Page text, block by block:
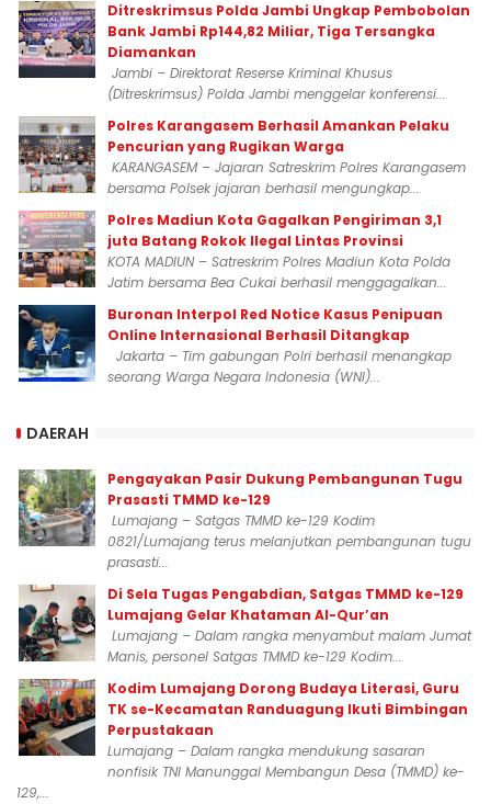
Ditreskrimsus Polda Jambi Ungkap Pembobolan
Bank Jambi Rp144,82 Miliar, Tiga Tersangka
Diamankan
Jambi – Direktorat Reserse Kriminal Khusus
(Ditreskrimsus) Polda Jambi menggelar konferensi...
Polres Karangasem Berhasil Amankan Pelaku
Pencurian yang Rugikan Warga
KARANGASEM – Jajaran Satreskrim Polres Karangasem
bersama Polsek jajaran berhasil mengungkap...
Polres Madiun Kota Gagalkan Pengiriman 3,1
juta Batang Rokok Ilegal Lintas Provinsi
KOTA MADIUN – Satreskrim Polres Madiun Kota Polda
Jatim bersama Bea Cukai berhasil menggagalkan...
Buronan Interpol Red Notice Kasus Penipuan
Online Internasional Berhasil Ditangkap
Jakarta – Tim gabungan Polri berhasil menangkap
seorang Warga Negara Indonesia (WNI)...
DAERAH
Pengayakan Pasir Dukung Pembangunan Tugu
Prasasti TMMD ke-129
Lumajang – Satgas TMMD ke-129 Kodim
0821/Lumajang terus melanjutkan pembangunan tugu
prasasti...
Di Sela Tugas Pengabdian, Satgas TMMD ke-129
Lumajang Gelar Khataman Al-Qur’an
Lumajang – Dalam rangka menyambut malam Jumat
Manis, personel Satgas TMMD ke-129 Kodim...
Kodim Lumajang Dorong Budaya Literasi, Guru
TK se-Kecamatan Randuagung Ikuti Bimbingan
Perpustakaan
Lumajang – Dalam rangka mendukung sasaran
nonfisik TNI Manunggal Membangun Desa (TMMD) ke-
129,...